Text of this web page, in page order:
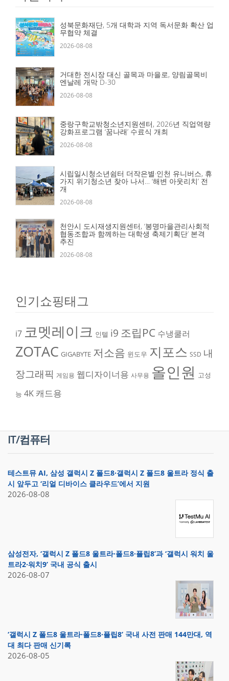
성북문화재단, 5개 대학과 지역 독서문화 확산 업
무협약 체결
2026-08-08
거대한 전시장 대신 골목과 마을로, 양림골목비
엔날레 개막 D-30
2026-08-08
중랑구학교밖청소년지원센터, 2026년 직업역량
강화프로그램 ‘꿈나래’ 수료식 개최
2026-08-08
시립일시청소년쉼터 더작은별·인천 유니버스, 휴
가지 위기청소년 찾아 나서… ‘해변 아웃리치’ 전
개
2026-08-08
천안시 도시재생지원센터, ‘봉명마을관리사회적
협동조합과 함께하는 대학생 축제기획단’ 본격
추진
2026-08-08
인기쇼핑태그
i7 코멧레이크 인텔 i9 조립PC 수냉쿨러
ZOTAC GIGABYTE 저소음 윈도우 지포스 SSD 내
장그래픽 게임용 웹디자이너용 사무용 올인원 고성
능 4K 캐드용
IT/컴퓨터
테스트뮤 AI, 삼성 갤럭시 Z 폴드8·갤럭시 Z 폴드8 울트라 정식 출
시 앞두고 ‘리얼 디바이스 클라우드’에서 지원
2026-08-08
삼성전자, ‘갤럭시 Z 폴드8 울트라·폴드8·플립8’과 ‘갤럭시 워치 울
트라2·워치9’ 국내 공식 출시
2026-08-07
‘갤럭시 Z 폴드8 울트라·폴드8·플립8’ 국내 사전 판매 144만대, 역
대 최다 판매 신기록
2026-08-05